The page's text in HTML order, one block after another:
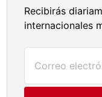
Recibirás
internacionales